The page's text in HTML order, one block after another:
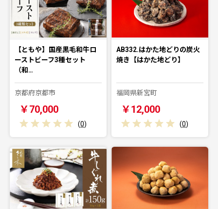
【ともや】国産黒毛和牛ロ
ーストビーフ3種セット
（和…
京都府京都市
￥70,000
(0)
AB332.はかた地どりの炭火
焼き【はかた地どり】
福岡県新宮町
￥12,000
(0)